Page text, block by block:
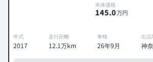
本体価格
145.0万円
年式
2017
走行距離
12.1万km
車検
26年9月
出品
神